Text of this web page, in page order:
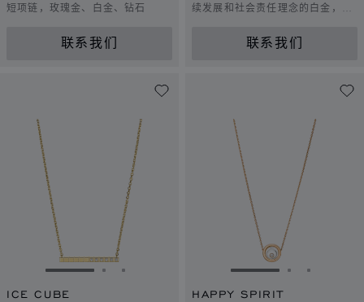
短项链，玫瑰金、白金、钻石
联系我们
续发展和社会责任理念的白金，钻
联系我们
转到幻灯片 1转到幻灯片 2
转到幻灯片 3
ICE CUBE
转到幻灯片 1转到幻灯
转到幻
HAPPY SPIRIT